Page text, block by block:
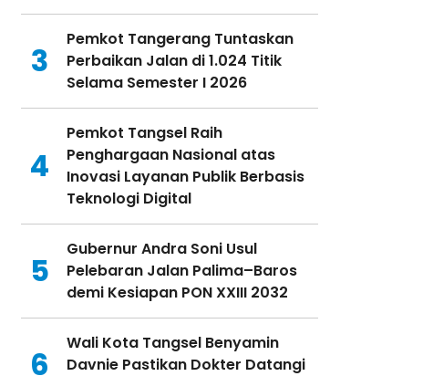
3
Pemkot Tangerang Tuntaskan
Perbaikan Jalan di 1.024 Titik
Selama Semester I 2026
4
Pemkot Tangsel Raih
Penghargaan Nasional atas
Inovasi Layanan Publik Berbasis
Teknologi Digital
5
Gubernur Andra Soni Usul
Pelebaran Jalan Palima–Baros
demi Kesiapan PON XXIII 2032
6
Wali Kota Tangsel Benyamin
Davnie Pastikan Dokter Datangi